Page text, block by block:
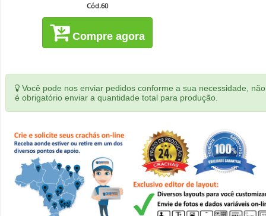
Cód.60
Compre agora
Você pode nos enviar pedidos conforme a sua necessidade, não
é obrigatório enviar a quantidade total para produção.